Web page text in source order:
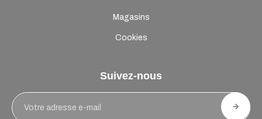
Magasins
Cookies
Suivez-nous